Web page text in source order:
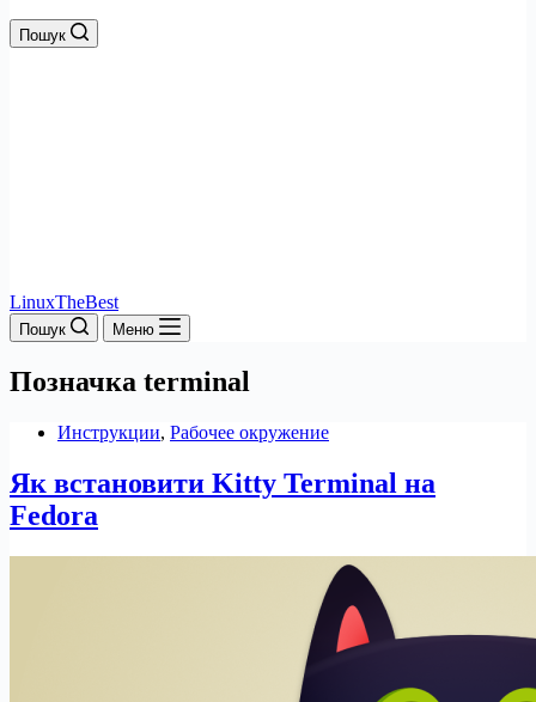
Пошук
LinuxTheBest
Пошук Меню
Позначка terminal
Инструкции, Рабочее окружение
Як встановити Kitty Terminal на
Fedora